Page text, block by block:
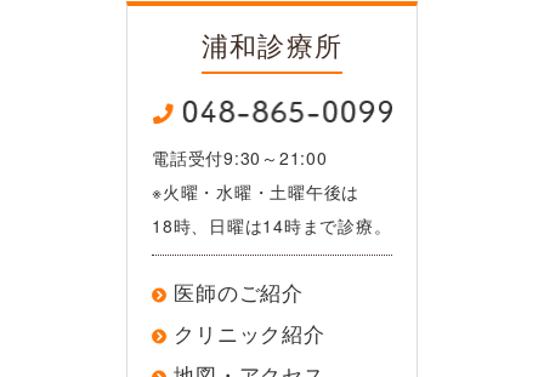
浦和診療所
電話受付9:30～21:00
※火曜・水曜・土曜午後は
18時、日曜は14時まで診療。
医師のご紹介
クリニック紹介